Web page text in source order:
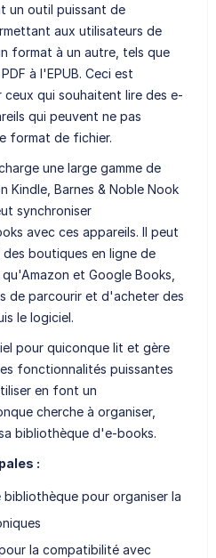
un outil puissant de
aux utilisateurs de
format à un autre, tels que
à l'EPUB. Ceci est
qui souhaitent lire des e-
qui peuvent ne pas
format de fichier.
une large gamme de
Kindle, Barnes & Noble Nook
synchroniser
avec ces appareils. Il peut
boutiques en ligne de
et Google Books,
de parcourir et d'acheter des
le logiciel.
pour quiconque lit et gère
fonctionnalités puissantes
en font un
cherche à organiser,
bibliothèque d'e-books.
:
pour organiser la
la compatibilité avec